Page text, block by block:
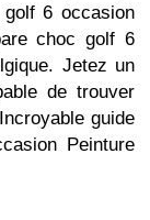
6 occasion
choc golf 6
Jetez un
de trouver
guide
Peinture